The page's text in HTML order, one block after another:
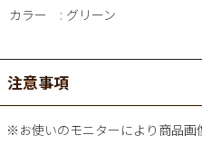
カラー グリーン
注意事項
※お使いのモニターにより商品画